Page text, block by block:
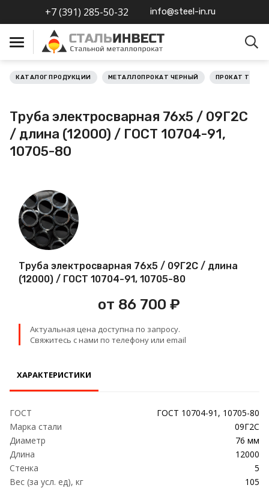
+7 (391) 285-50-32 info@steel-in.ru
Металлопрокат
нержавеющий
Металлопрокат
калиброванный
Профлист
Проволока
КАТАЛОГ ПРОДУКЦИИ МЕТАЛЛОПРОКАТ ЧЕРНЫЙ ПРОКАТ
Труба электросварная 76х5 / 09Г2С
/ длина (12000) / ГОСТ 10704-91,
10705-80
Труба электросварная 76х5 / 09Г2С / длина
(12000) / ГОСТ 10704-91, 10705-80
от 86 700 ₽
Актуальная цена доступна по запросу.
Свяжитесь с нами по телефону или email
ХАРАКТЕРИСТИКИ
ГОСТ
ГОСТ 10704-91, 10705-80
Марка стали
09Г2С
Диаметр
76 мм
Длина
12000
Стенка
5
Вес (за усл. ед), кг
105